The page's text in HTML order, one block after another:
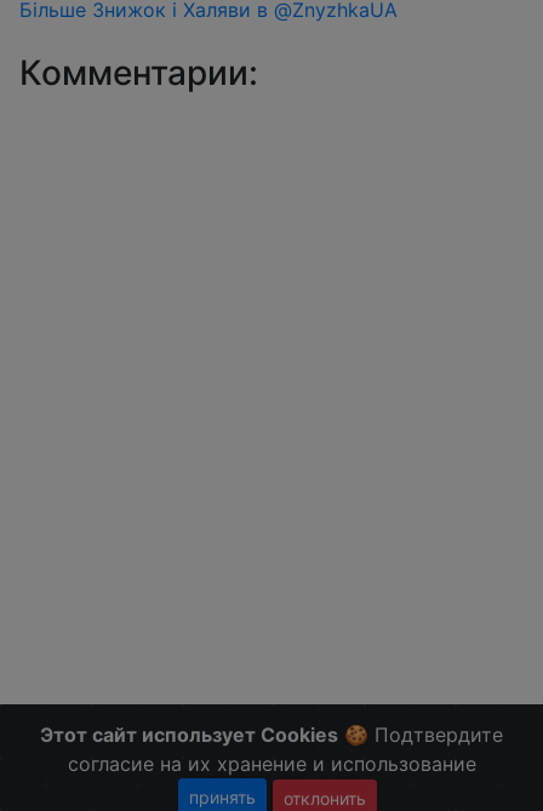
Більше Знижок і Халяви в @ZnyzhkaUA
Комментарии:
Этот сайт использует Cookies 🍪 Подтвердите
согласие на их хранение и использование
принять отклонить